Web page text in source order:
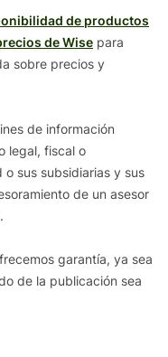
de productos
de Wise para
sobre precios y
de información
legal, fiscal o
o sus subsidiarias y sus
de un asesor
garantía, ya sea
de la publicación sea